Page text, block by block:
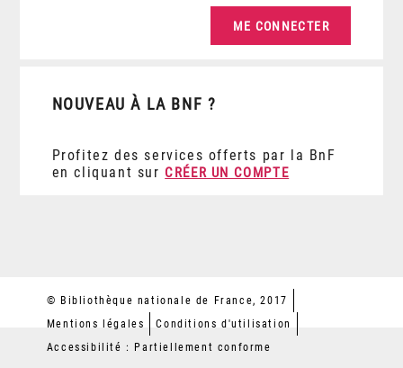
NOUVEAU À LA BNF ?
Profitez des services offerts par la BnF
en cliquant sur CRÉER UN COMPTE
© Bibliothèque nationale de France, 2017
Mentions légales
Conditions d'utilisation
Accessibilité : Partiellement conforme